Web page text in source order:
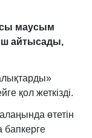
маусым
айтысады,
қол жеткізді.
өтетін
бапкерге